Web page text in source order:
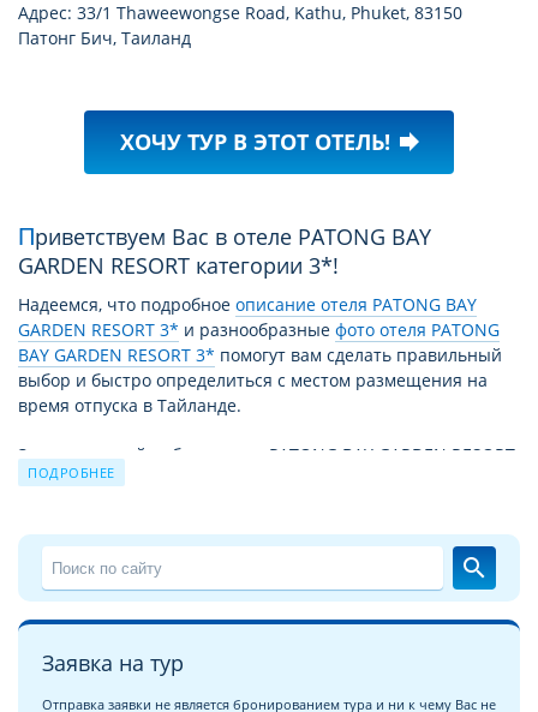
Адрес: 33/1 Thaweewongse Road, Kathu, Phuket, 83150
Патонг Бич, Таиланд
ХОЧУ ТУР В ЭТОТ ОТЕЛЬ! forward
Приветствуем Вас в отеле PATONG BAY
GARDEN RESORT категории 3*!
Надеемся, что подробное описание отеля PATONG BAY
GARDEN RESORT 3* и разнообразные фото отеля PATONG
BAY GARDEN RESORT 3* помогут вам сделать правильный
выбор и быстро определиться с местом размещения на
время отпуска в Тайланде.
За время своей работы отель PATONG BAY GARDEN RESORT
3* принял уже немало отдыхающих. Причиной этому не
для отдыха, но и выгодное для туристов сочетание цены –
качества. Благодаря этому путевка в PATONG BAY GARDEN
RESORT 3* из года в год продолжает пользоваться спросом.
Чудесный отдых в отеле PATONG BAY GARDEN RESORT 3*
на курорте Патонг Бич
решение для экономных, поскольку соотношение цена/
качество и уровень сервиса в отеле PATONG BAY GARDEN
ПОДРОБНЕЕ
search
Заявка на тур
Отправка заявки не является бронированием тура и ни к чему Вас не